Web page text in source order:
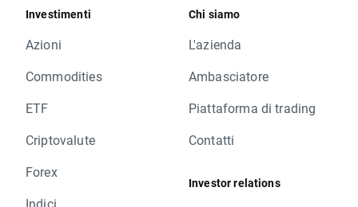
Investimenti
Azioni
Commodities
ETF
Criptovalute
Forex
Indici
Chi siamo
L'azienda
Ambasciatore
Piattaforma di trading
Contatti
Investor relations